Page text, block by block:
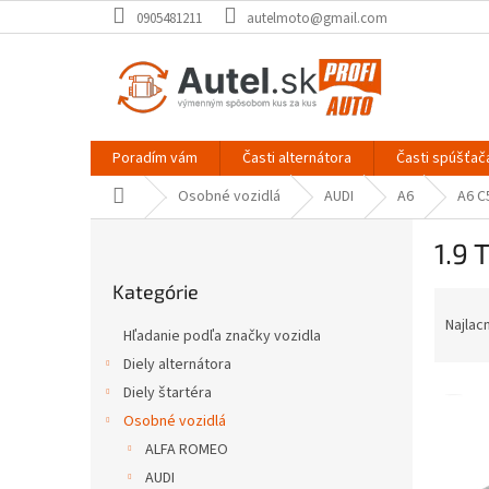
na
0905481211 autelmoto@gmail.com
Poradím vám Časti alternátora Časti
Domov Osobné vozidlá AUDI A6 A6
kategórie
Kategórie
Hľadanie podľa značky vozidla
Diely alternátora
Diely štartéra
Osobné vozidlá
ALFA ROMEO
AUDI
1.9